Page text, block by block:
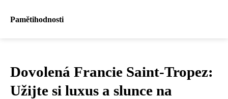
Pamětihodnosti
Dovolená Francie Saint-Tropez:
Užijte si luxus a slunce na